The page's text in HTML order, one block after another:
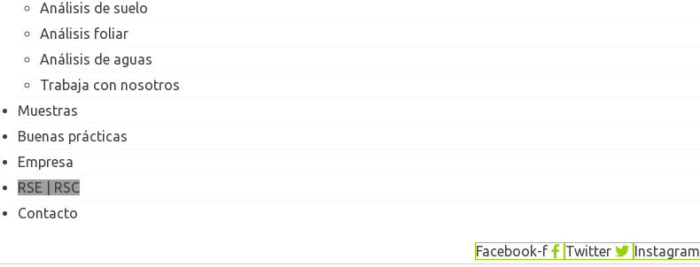
Análisis de suelo
Análisis foliar
Análisis de aguas
Trabaja con nosotros
Muestras
Buenas prácticas
Empresa
RSE | RSC
Contacto
Facebook-f Twitter Instagram